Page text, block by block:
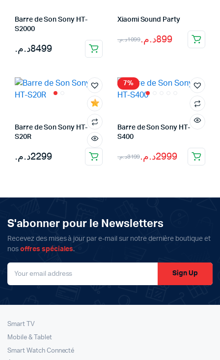
Barre de Son Sony HT-
S2000
8499د.م.
Xiaomi Sound Party
1099د.م.
Le
était :
899د.م.
Le
est :
899د.م..
Barre de Son Sony HT-
S20R
2299د.م.
7%
Barre de Son Sony HT-
S400
3199د.م.
Le
était :
2999د.م.
Le
est :
S'abonner pour le Newsletters
Recevez des mises à jour par e-mail sur notre dernière boutique et
nos offres spéciales.
Sign Up
Smart TV
Mobile & Tablet
Smart Watch Connecté